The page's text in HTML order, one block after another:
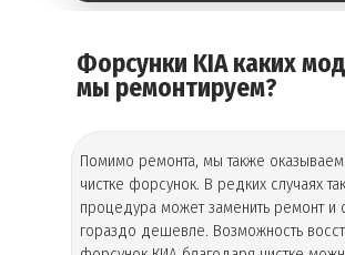
Форсунки KIA каких
мы ремонтируем?
Помимо ремонта, мы также оказываем
чистке форсунок. В редких случаях
процедура может заменить ремонт и
гораздо дешевле. Возможность